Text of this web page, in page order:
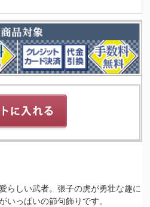
らしい武者。張子の虎が勇壮な趣に
いっぱいの節句飾りです。